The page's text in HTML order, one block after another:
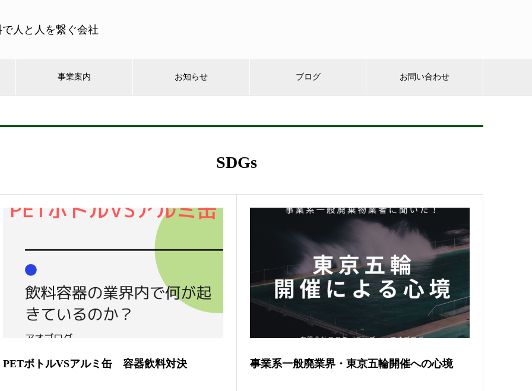
人と人を繋ぐ会社
事業案内 お知らせ ブログ お問い合わせ
SDGs
PETボトルVSアルミ缶 容器飲料対決 事業系一般廃業界・東京五輪開催への心境